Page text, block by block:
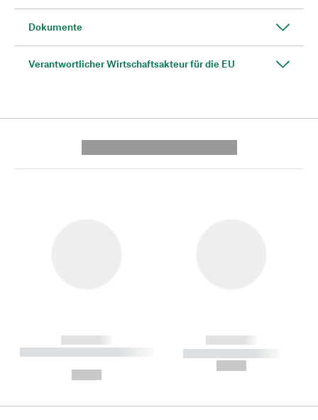
Dokumente
Verantwortlicher Wirtschaftsakteur für die EU
------------
----------- ----------- --------
------------
----------- -----------